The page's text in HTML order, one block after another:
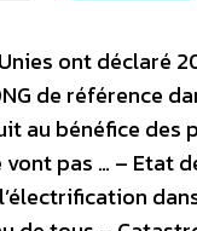
ont déclaré
de référence
au bénéfice
pas … – Etat